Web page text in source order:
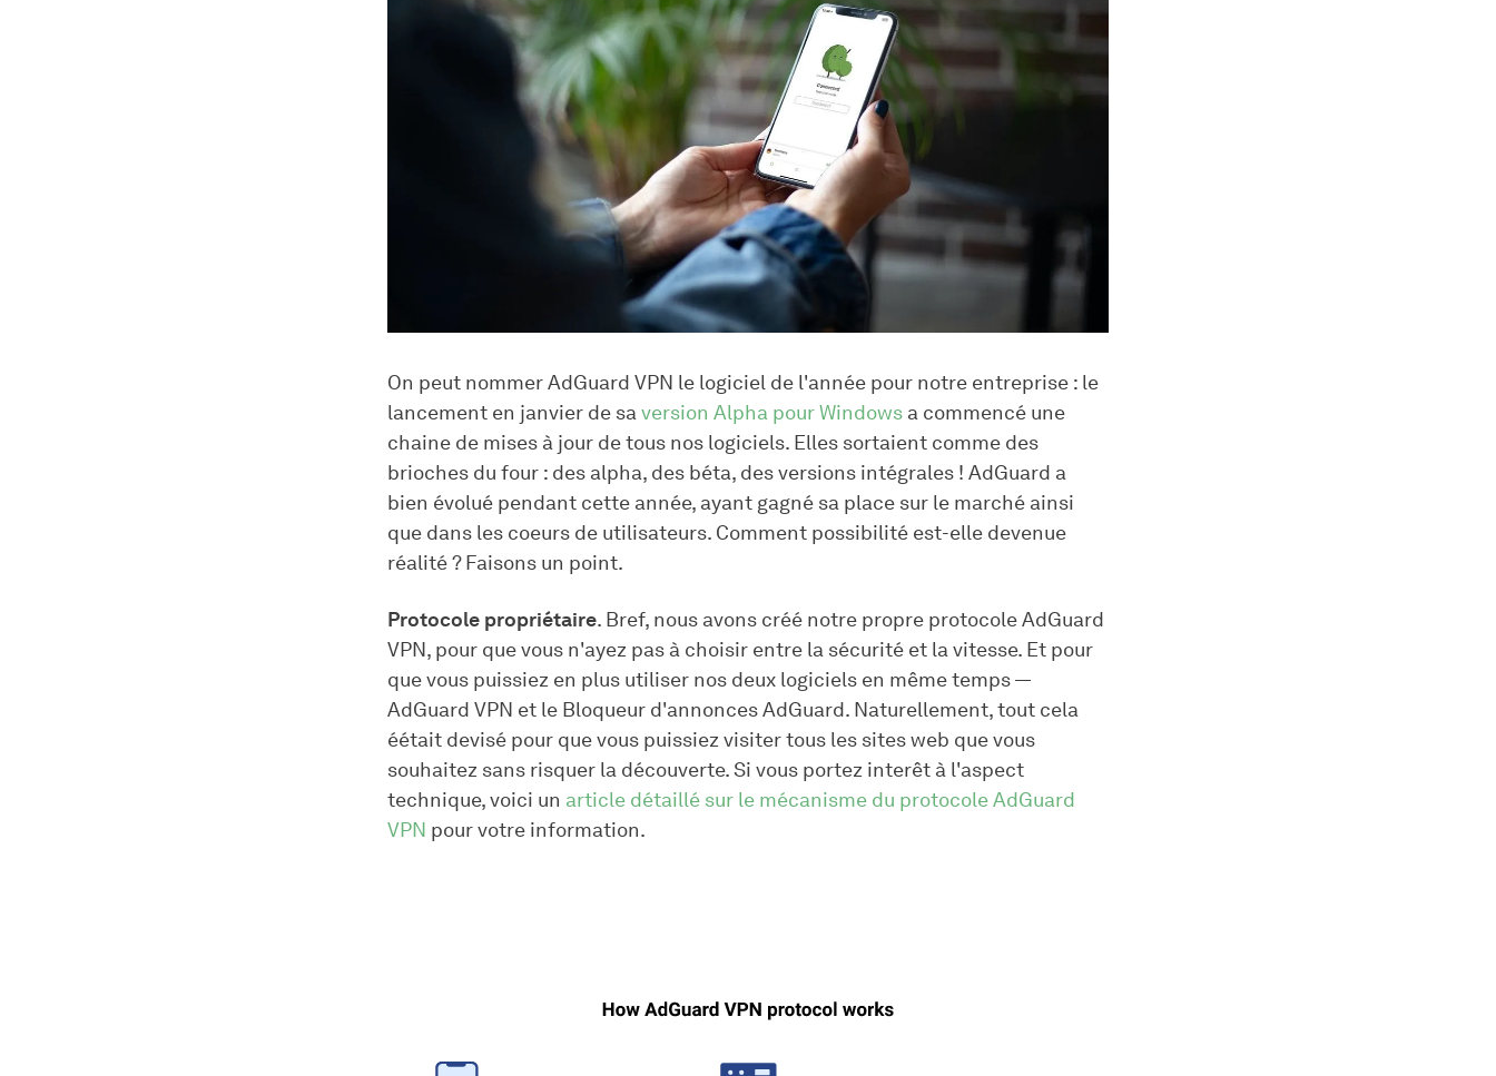
On peut nommer AdGuard VPN le logiciel de l'année pour notre entreprise : le
lancement en janvier de saversion Alpha pour Windows a commencé une
chaine de mises à jour de tous nos logiciels. Elles sortaient comme des
brioches du four : des alpha, des béta, des versions intégrales ! AdGuard a
bien évolué pendant cette année, ayant gagné sa place sur le marché ainsi
que dans les coeurs de utilisateurs. Comment possibilité est-elle devenue
réalité ? Faisons un point.
Protocole propriétaire. Bref, nous avons créé notre propre protocole AdGuard
VPN, pour que vous n'ayez pas à choisir entre la sécurité et la vitesse. Et pour
que vous puissiez en plus utiliser nos deux logiciels en même temps —
AdGuard VPN et le Bloqueur d'annonces AdGuard. Naturellement, tout cela
éétait devisé pour que vous puissiez visiter tous les sites web que vous
souhaitez sans risquer la découverte. Si vous portez interêt à l'aspect
technique, voici un article détaillé sur le mécanisme du protocole AdGuard
VPN pour votre information.